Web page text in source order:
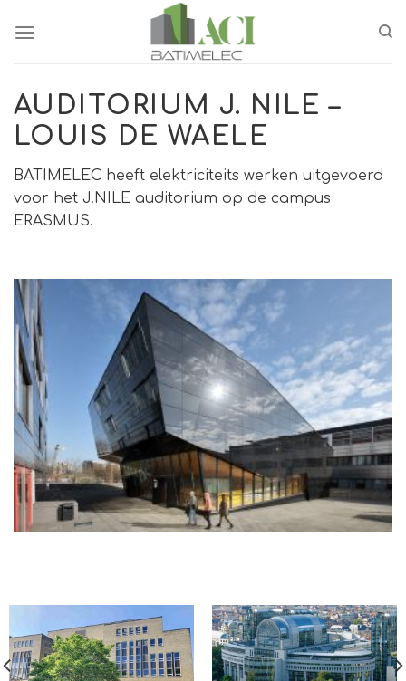
naar
AUDITORIUM J. NILE –
LOUIS DE WAELE
BATIMELEC heeft elektriciteits werken uitgevoerd
voor het J.NILE auditorium op de campus
ERASMUS.